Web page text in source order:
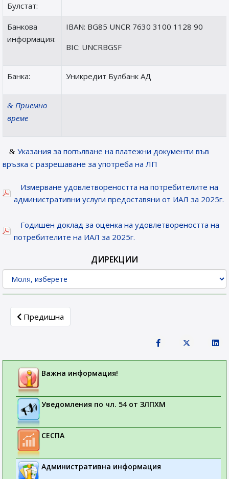
Булстат:
Банкова
информация:
IBAN: BG85 UNCR 7630 3100 1128 90
BIC: UNCRBGSF
Банка: Уникредит Булбанк АД
Приемно
време
Указания за попълване на платежни документи във
връзка с разрешаване за употреба на ЛП
Измерване удовлетвореността на потребителите на
административни услуги предоставяни от ИАЛ за 2025г.
Годишен доклад за оценка на удовлетвореността на
потребителите на ИАЛ за 2025г.
ДИРЕКЦИИ
Previous article: Лекарствени продукти без лекарско
Предишна
Важна информация!
Уведомления по чл. 54 от ЗЛПХМ
СЕСПА
Административна информация